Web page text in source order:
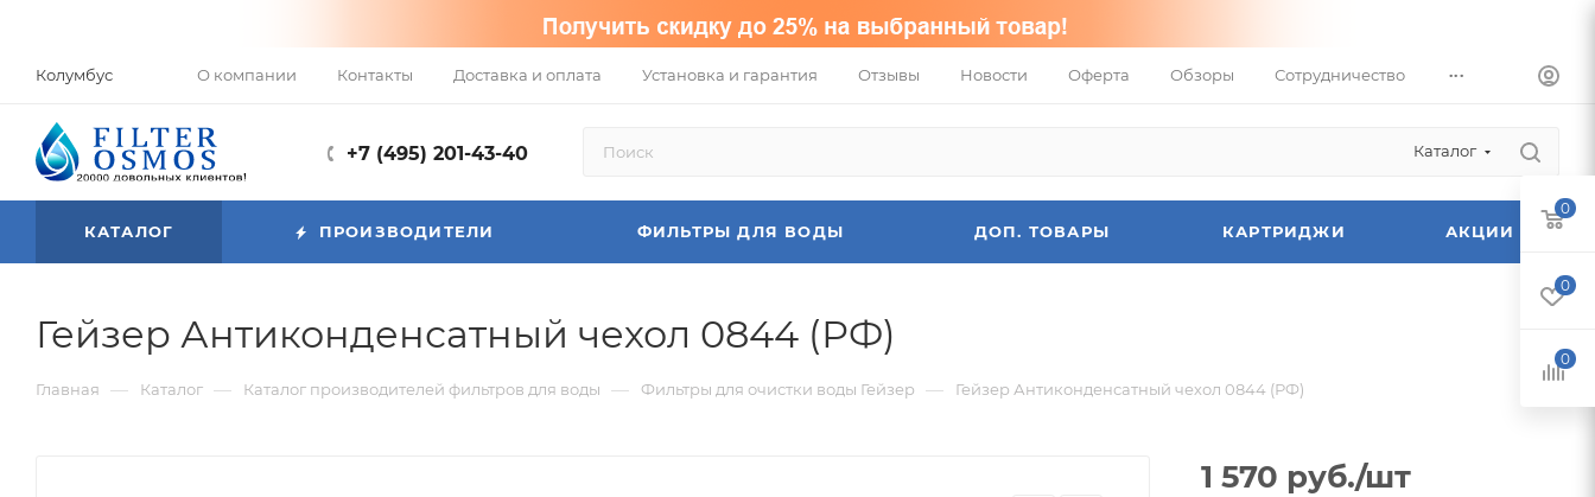
Колумбус О компании Контакты Доставка и оплата Установка и гарантия Отзывы Новости Оферта Обзоры Сотрудничество ...
+7 (495) 201-43-40 Каталог
КАТАЛОГ ПРОИЗВОДИТЕЛИ ФИЛЬТРЫ ДЛЯ ВОДЫ ДОП. ТОВАРЫ КАРТРИДЖИ АКЦИИ
Гейзер Антиконденсатный чехол 0844 (РФ)
Главная — Каталог — Каталог производителей фильтров для воды — Фильтры для очистки воды Гейзер — Гейзер Антиконденсатный чехол 0844 (РФ)
1 570 руб./шт
0
0
0